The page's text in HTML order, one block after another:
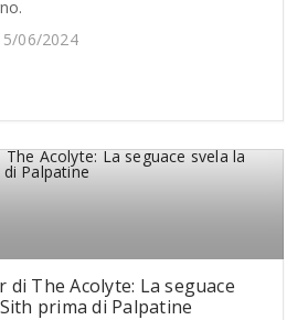
5/06/2024
The Acolyte: La seguace
prima di Palpatine